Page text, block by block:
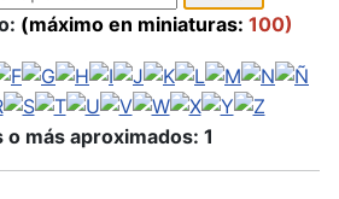
(máximo en miniaturas: 100)
más aproximados: 1